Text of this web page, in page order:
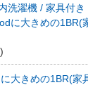
洗濯機 / 家具付
に大きめの1BR(
大きめの1BR(家